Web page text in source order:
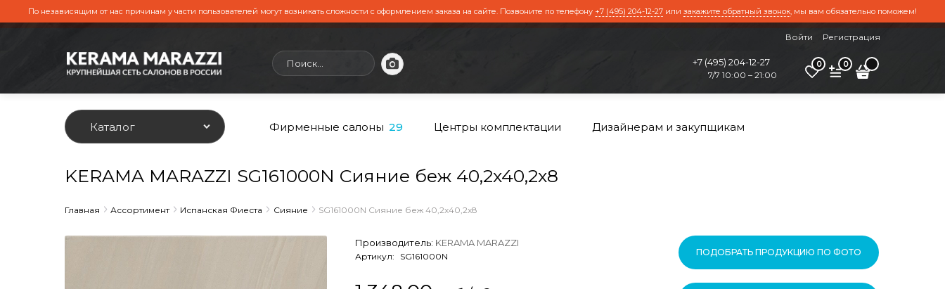
По независящим от нас причинам у части пользователей могут возникать сложности с оформлением заказа на сайте. Позвоните по телефону +7 (495) 204-12-27 или закажите обратный звонок, мы вам обязательно поможем!
Войти Регистрация
+7 (495) 204-12-27
7/7 10:00 – 21:00
0 0
Каталог Фирменные салоны 29 Центры комплектации Дизайнерам и закупщикам
KERAMA MARAZZI SG161000N Сияние беж 40,2x40,2x8
Главная Ассортимент Испанская Фиеста Сияние SG161000N Сияние беж 40,2x40,2x8
Производитель: KERAMA MARAZZI
Артикул: SG161000N ПОДОБРАТЬ ПРОДУКЦИЮ ПО ФОТО